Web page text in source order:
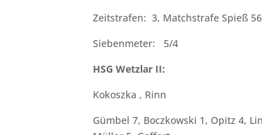
Zeitstrafen: 3, Matchstrafe Spieß
Siebenmeter: 5/4
HSG Wetzlar II:
Kokoszka , Rinn
Gümbel 7, Boczkowski 1, Opitz 4,